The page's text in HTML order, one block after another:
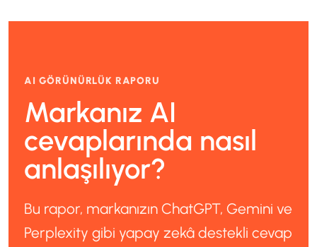
AI GÖRÜNÜRLÜK RAPORU
Markanız AI
cevaplarında nasıl
anlaşılıyor?
Bu rapor, markanızın ChatGPT, Gemini ve
Perplexity gibi yapay zekâ destekli cevap